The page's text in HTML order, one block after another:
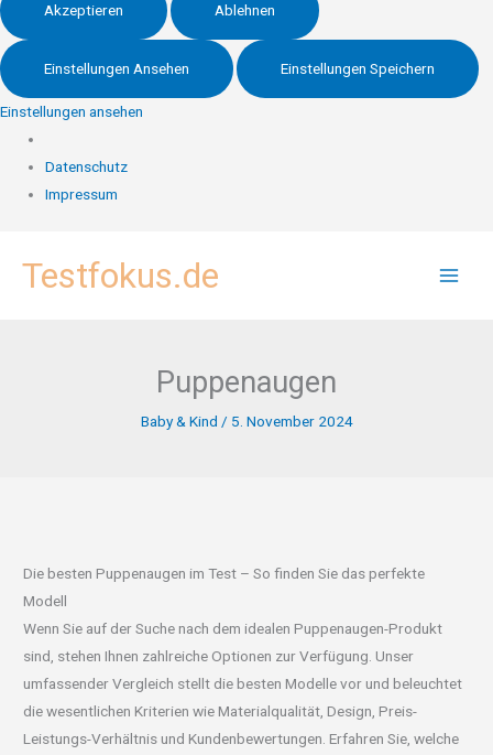
Akzeptieren Ablehnen
Einstellungen Ansehen Einstellungen Speichern
Einstellungen ansehen
Datenschutz
Impressum
InhaltTestfokus.de
Puppenaugen
Baby & Kind / 5. November 2024
Die besten Puppenaugen im Test – So finden Sie das perfekte
Modell
Wenn Sie auf der Suche nach dem idealen Puppenaugen-Produkt
sind, stehen Ihnen zahlreiche Optionen zur Verfügung. Unser
umfassender Vergleich stellt die besten Modelle vor und beleuchtet
die wesentlichen Kriterien wie Materialqualität, Design, Preis-
Leistungs-Verhältnis und Kundenbewertungen. Erfahren Sie, welche